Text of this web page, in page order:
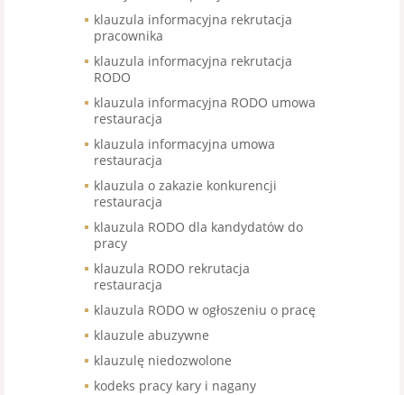
klauzula informacyjna rekrutacja
pracownika
klauzula informacyjna rekrutacja
RODO
klauzula informacyjna RODO umowa
restauracja
klauzula informacyjna umowa
restauracja
klauzula o zakazie konkurencji
restauracja
klauzula RODO dla kandydatów do
pracy
klauzula RODO rekrutacja
restauracja
klauzula RODO w ogłoszeniu o pracę
klauzule abuzywne
klauzulę niedozwolone
kodeks pracy kary i nagany